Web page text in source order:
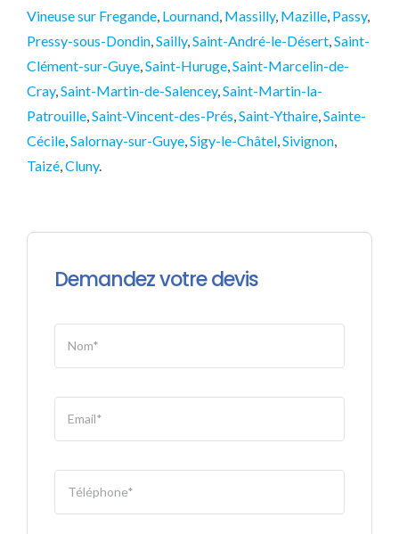
Vineuse sur Fregande, Lournand, Massilly, Mazille, Passy,
Pressy-sous-Dondin, Sailly, Saint-André-le-Désert, Saint-
Clément-sur-Guye, Saint-Huruge, Saint-Marcelin-de-
Cray, Saint-Martin-de-Salencey, Saint-Martin-la-
Patrouille, Saint-Vincent-des-Prés Saint-Ythaire, Sainte-
Cécile, Salornay-sur-Guye, Sigy-le-Châtel, Sivignon,
Taizé, Cluny.
Demandez votre devis